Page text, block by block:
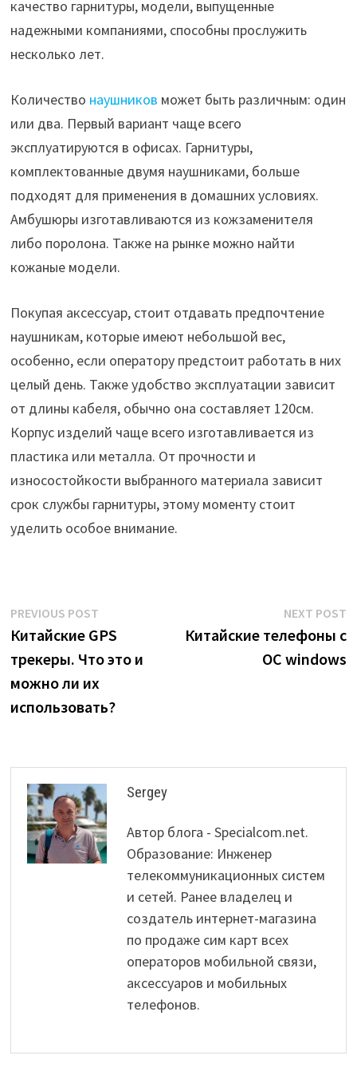
качество гарнитуры, модели, выпущенные
надежными компаниями, способны прослужить
несколько лет.
Количество наушников может быть различным: один
или два. Первый вариант чаще всего
эксплуатируются в офисах. Гарнитуры,
комплектованные двумя наушниками, больше
подходят для применения в домашних условиях.
Амбушюры изготавливаются из кожзаменителя
либо поролона. Также на рынке можно найти
кожаные модели.
Покупая аксессуар, стоит отдавать предпочтение
наушникам, которые имеют небольшой вес,
особенно, если оператору предстоит работать в них
целый день. Также удобство эксплуатации зависит
от длины кабеля, обычно она составляет 120см.
Корпус изделий чаще всего изготавливается из
пластика или металла. От прочности и
износостойкости выбранного материала зависит
срок службы гарнитуры, этому моменту стоит
уделить особое внимание.
Post
navigation
PREVIOUS POSTPrevious
post:
Китайские GPS
трекеры. Что это и
можно ли их
использовать?
NEXT POST
Китайские телефоны с
ОС windows
Sergey
Автор блога - Specialcom.net.
Образование: Инженер
телекоммуникационных систем
и сетей. Ранее владелец и
создатель интернет-магазина
по продаже сим карт всех
операторов мобильной связи,
аксессуаров и мобильных
телефонов.